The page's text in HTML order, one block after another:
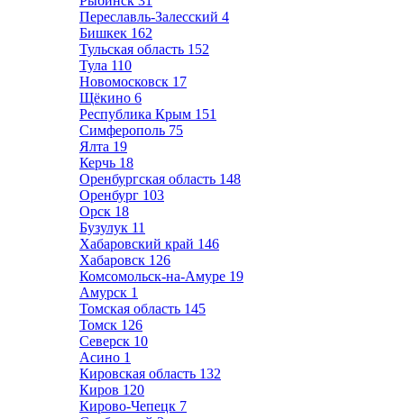
Переславль-Залесский 4
Бишкек 162
Тульская область 152
Тула 110
Новомосковск 17
Щёкино 6
Республика Крым 151
Симферополь 75
Ялта 19
Керчь 18
Оренбургская область 148
Оренбург 103
Орск 18
Бузулук 11
Хабаровский край 146
Хабаровск 126
Комсомольск-на-Амуре 19
Амурск 1
Томская область 145
Томск 126
Северск 10
Асино 1
Кировская область 132
Киров 120
Кирово-Чепецк 7